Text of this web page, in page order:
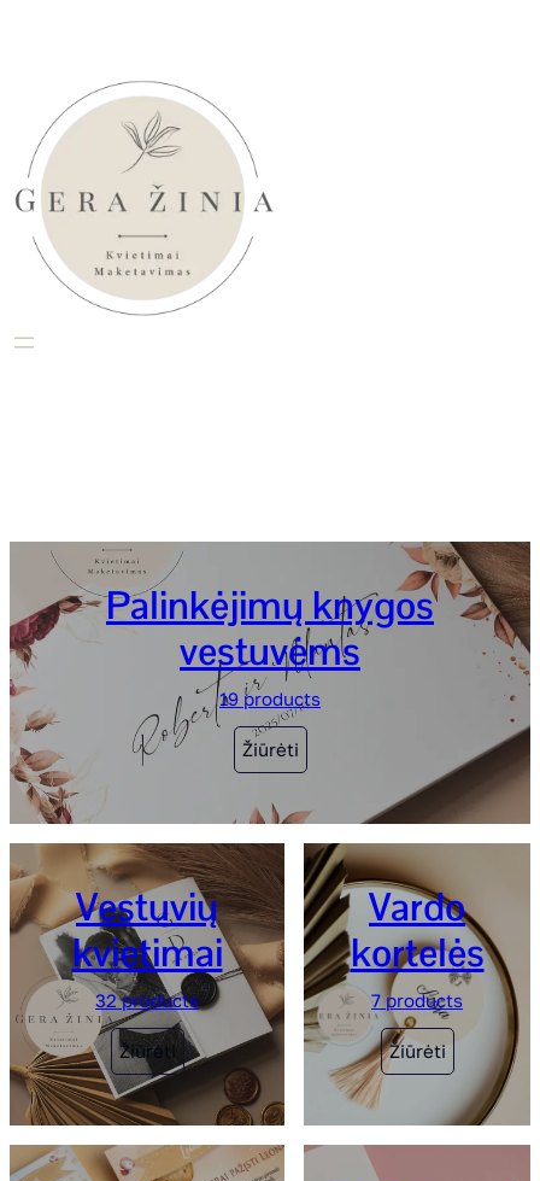
Palinkėjimų knygos
vestuvėms
19 products
Žiūrėti
Vestuvių
kvietimai
32 products
Žiūrėti
Vardo
kortelės
7 products
Žiūrėti